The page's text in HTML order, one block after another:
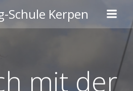
Inhalt
springen
Schule Kerpen
mit der